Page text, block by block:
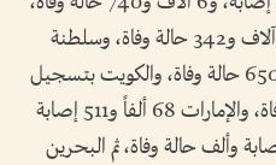
ومصر بتسجيل 98 ألف إصابة و5 آلاف و342 حالة وفاة، وسلطنة
عمان بواقع 85 ألف إصابة وحوالي 650 حالة وفاة، والكويت بتسجيل
82 ألفاً و945 إصابة و522 حالة وفاة، والإمارات 68 ألفاً و511 إصابة
والمغرب 57 ألف إصابة وألف حالة وفاة، ثم البحرين